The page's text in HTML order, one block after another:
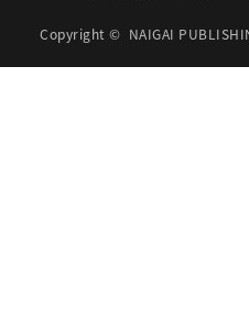
Copyright © NAIGAI